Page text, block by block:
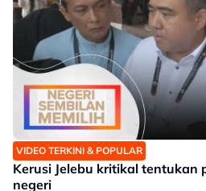
VIDEO TERKINI & POPULAR
Kerusi Jelebu kritikal tentukan
negeri